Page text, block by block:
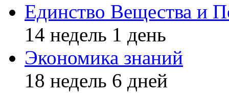
Единство Вещества и
14 недель 1 день
Экономика знаний
18 недель 6 дней